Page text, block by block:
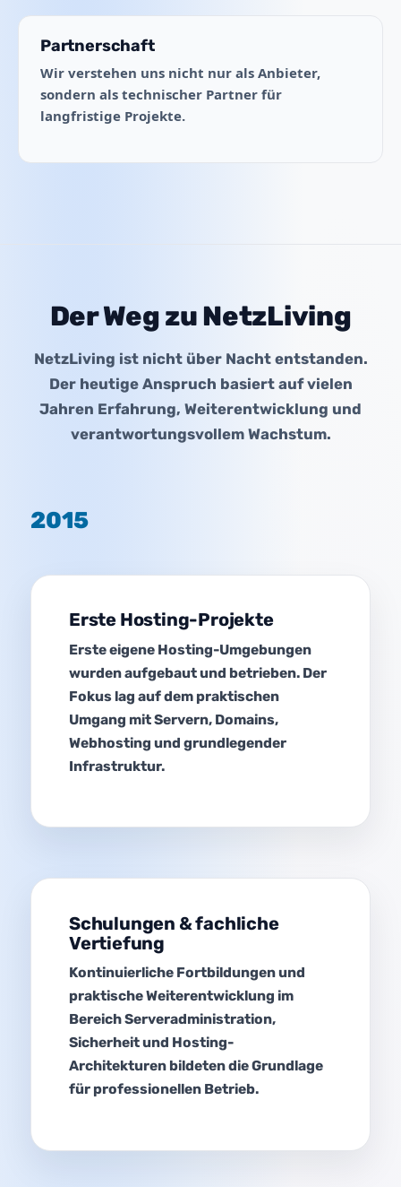
Partnerschaft
Wir verstehen uns nicht nur als Anbieter,
sondern als technischer Partner für
langfristige Projekte.
Der Weg zu NetzLiving
NetzLiving ist nicht über Nacht entstanden.
Der heutige Anspruch basiert auf vielen
Jahren Erfahrung, Weiterentwicklung und
verantwortungsvollem Wachstum.
2015
Erste Hosting-Projekte
Erste eigene Hosting-Umgebungen
wurden aufgebaut und betrieben. Der
Fokus lag auf dem praktischen
Umgang mit Servern, Domains,
Webhosting und grundlegender
Infrastruktur.
Schulungen & fachliche
Vertiefung
Kontinuierliche Fortbildungen und
praktische Weiterentwicklung im
Bereich Serveradministration,
Sicherheit und Hosting-
Architekturen bildeten die Grundlage
für professionellen Betrieb.